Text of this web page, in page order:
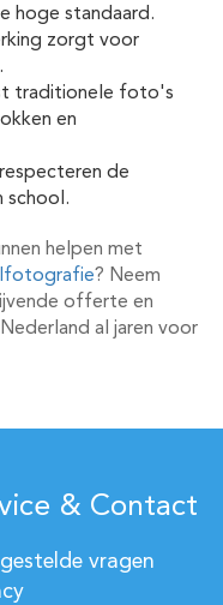
hoge standaard.
zorgt voor
traditionele foto's
en
de
school.
helpen met
? Neem
offerte en
al jaren voor
& Contact
vragen